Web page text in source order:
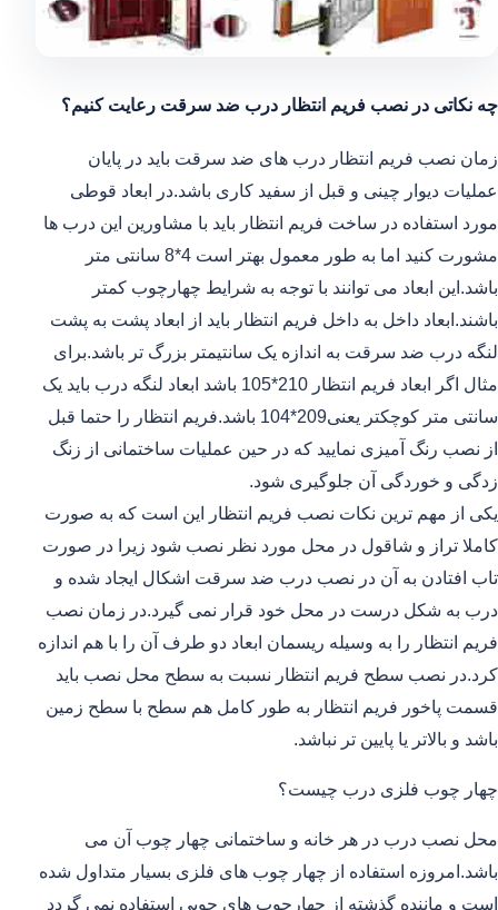
چه نکاتی در نصب فریم انتظار درب ضد سرقت رعایت کنیم؟
زمان نصب فریم انتظار درب های ضد سرقت باید در پایان
عملیات دیوار چینی و قبل از سفید کاری باشد.در ابعاد قوطی
مورد استفاده در ساخت فریم انتظار باید با مشاورین این درب ها
مشورت کنید اما به طور معمول بهتر است 4*8 سانتی متر
باشد.این ابعاد می توانند با توجه به شرایط چهارچوب کمتر
باشند.ابعاد داخل به داخل فریم انتظار باید از ابعاد پشت به پشت
لنگه درب ضد سرقت به اندازه یک سانتیمتر بزرگ تر باشد.برای
مثال اگر ابعاد فریم انتظار 210*105 باشد ابعاد لنگه درب باید یک
سانتی متر کوچکتر یعنی209*104 باشد.فریم انتظار را حتما قبل
از نصب رنگ آمیزی نمایید که در حین عملیات ساختمانی از زنگ
زدگی و خوردگی آن جلوگیری شود.
یکی از مهم ترین نکات نصب فریم انتظار این است که به صورت
کاملا تراز و شاقول در محل مورد نظر نصب شود زیرا در صورت
تاب افتادن به آن در نصب درب ضد سرقت اشکال ایجاد شده و
درب به شکل درست در محل خود قرار نمی گیرد.در زمان نصب
فریم انتظار را به وسیله ریسمان ابعاد دو طرف آن را با هم اندازه
کرد.در نصب سطح فریم انتظار نسبت به سطح محل نصب باید
قسمت پاخور فریم انتظار به طور کامل هم سطح با سطح زمین
باشد و بالاتر یا پایین تر نباشد.
چهار چوب فلزی درب چیست؟
محل نصب درب در هر خانه و ساختمانی چهار چوب آن می
باشد.امروزه استفاده از چهار چوب های فلزی بسیار متداول شده
است و ماننده گذشته از چهارچوب های چوبی استفاده نمی گردد